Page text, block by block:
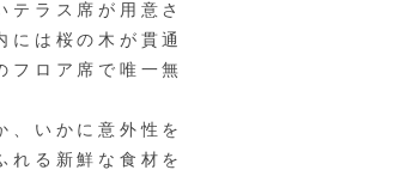
ラス席が用意さ
には桜の木が貫通
フロア席で唯一無
いかに意外性を
れる新鮮な食材を